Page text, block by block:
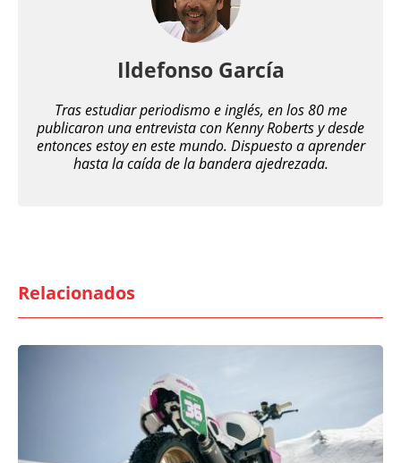
Ildefonso García
Tras estudiar periodismo e inglés, en los 80 me
publicaron una entrevista con Kenny Roberts y desde
entonces estoy en este mundo. Dispuesto a aprender
hasta la caída de la bandera ajedrezada.
Relacionados